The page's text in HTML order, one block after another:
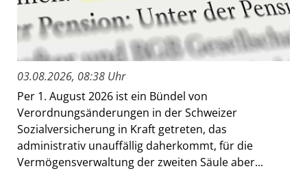
03.08.2026, 08:38 Uhr
Per 1. August 2026 ist ein Bündel von
Verordnungsänderungen in der Schweizer
Sozialversicherung in Kraft getreten, das
administrativ unauffällig daherkommt, für die
Vermögensverwaltung der zweiten Säule aber...